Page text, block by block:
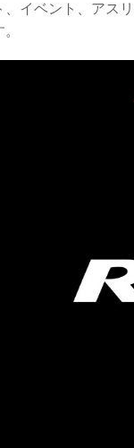
、イベント、アス